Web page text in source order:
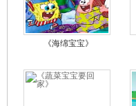
《海绵宝宝》